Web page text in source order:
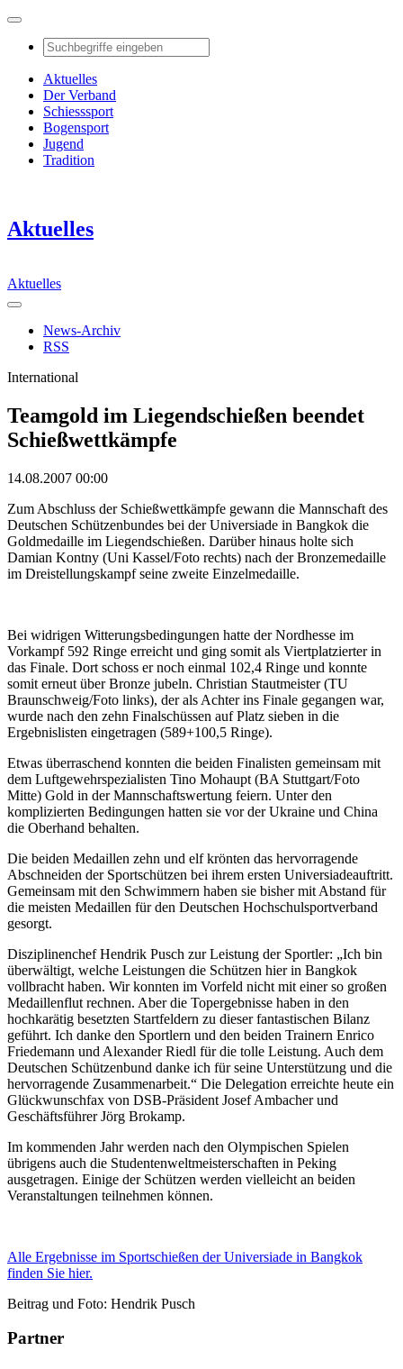
Aktuelles
Der Verband
Schiesssport
Bogensport
Jugend
Tradition
Aktuelles
Aktuelles
News-Archiv
RSS
International
Teamgold im Liegendschießen beendet
Schießwettkämpfe
14.08.2007 00:00
Zum Abschluss der Schießwettkämpfe gewann die Mannschaft des
Deutschen Schützenbundes bei der Universiade in Bangkok die
Goldmedaille im Liegendschießen. Darüber hinaus holte sich
Damian Kontny (Uni Kassel/Foto rechts) nach der Bronzemedaille
im Dreistellungskampf seine zweite Einzelmedaille.
Bei widrigen Witterungsbedingungen hatte der Nordhesse im
Vorkampf 592 Ringe erreicht und ging somit als Viertplatzierter in
das Finale. Dort schoss er noch einmal 102,4 Ringe und konnte
somit erneut über Bronze jubeln. Christian Stautmeister (TU
Braunschweig/Foto links), der als Achter ins Finale gegangen war,
wurde nach den zehn Finalschüssen auf Platz sieben in die
Ergebnislisten eingetragen (589+100,5 Ringe).
Etwas überraschend konnten die beiden Finalisten gemeinsam mit
dem Luftgewehrspezialisten Tino Mohaupt (BA Stuttgart/Foto
Mitte) Gold in der Mannschaftswertung feiern. Unter den
komplizierten Bedingungen hatten sie vor der Ukraine und China
die Oberhand behalten.
Die beiden Medaillen zehn und elf krönten das hervorragende
Abschneiden der Sportschützen bei ihrem ersten Universiadeauftritt.
Gemeinsam mit den Schwimmern haben sie bisher mit Abstand für
die meisten Medaillen für den Deutschen Hochschulsportverband
gesorgt.
Disziplinenchef Hendrik Pusch zur Leistung der Sportler: „Ich bin
überwältigt, welche Leistungen die Schützen hier in Bangkok
vollbracht haben. Wir konnten im Vorfeld nicht mit einer so großen
Medaillenflut rechnen. Aber die Topergebnisse haben in den
hochkarätig besetzten Startfeldern zu dieser fantastischen Bilanz
geführt. Ich danke den Sportlern und den beiden Trainern Enrico
Friedemann und Alexander Riedl für die tolle Leistung. Auch dem
Deutschen Schützenbund danke ich für seine Unterstützung und die
hervorragende Zusammenarbeit.“ Die Delegation erreichte heute ein
Glückwunschfax von DSB-Präsident Josef Ambacher und
Geschäftsführer Jörg Brokamp.
Im kommenden Jahr werden nach den Olympischen Spielen
übrigens auch die Studentenweltmeisterschaften in Peking
ausgetragen. Einige der Schützen werden vielleicht an beiden
Veranstaltungen teilnehmen können.
Alle Ergebnisse im Sportschießen der Universiade in Bangkok
finden Sie hier.
Beitrag und Foto: Hendrik Pusch
Partner